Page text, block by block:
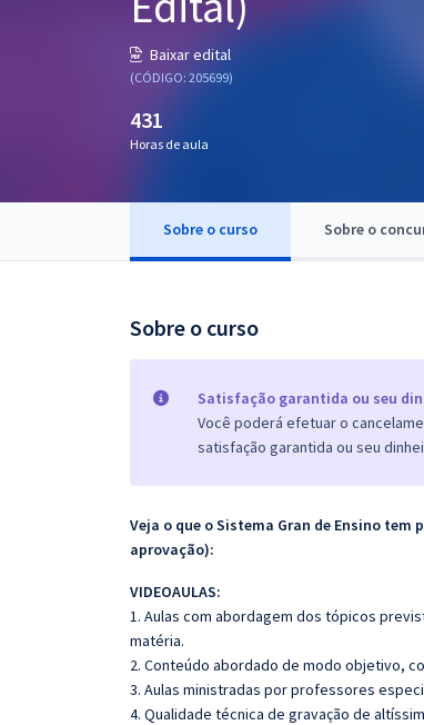
Baixar edital
(CÓDIGO: 205699)
431
Horas de aula
Sobre o curso Sobre o
Sobre o curso
Satisfação garantida ou seu
Você poderá efetuar o
satisfação garantida ou seu
Veja o que o Sistema Gran de Ensino
aprovação):
VIDEOAULAS:
1. Aulas com abordagem dos tópicos
matéria.
2. Conteúdo abordado de modo objetivo,
3. Aulas ministradas por professores
4. Qualidade técnica de gravação de